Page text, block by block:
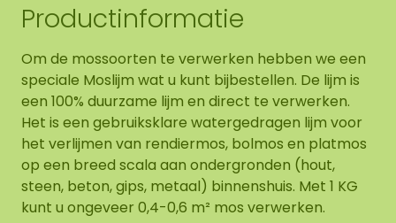
Productinformatie
Om de mossoorten te verwerken hebben we een
speciale Moslijm wat u kunt bijbestellen. De lijm is
een 100% duurzame lijm en direct te verwerken.
Het is een gebruiksklare watergedragen lijm voor
het verlijmen van rendiermos, bolmos en platmos
op een breed scala aan ondergronden (hout,
steen, beton, gips, metaal) binnenshuis. Met 1 KG
kunt u ongeveer 0,4-0,6 m² mos verwerken.